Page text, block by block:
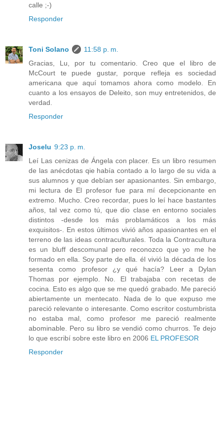
calle ;-)
Responder
Toni Solano
11:58 p. m.
Gracias, Lu, por tu comentario. Creo que el libro de
McCourt te puede gustar, porque refleja es sociedad
americana que aquí tomamos ahora como modelo. En
cuanto a los ensayos de Deleito, son muy entretenidos, de
verdad.
Responder
Joselu 9:23 p. m.
Leí Las cenizas de Ángela con placer. Es un libro resumen
de las anécdotas qie había contado a lo largo de su vida a
sus alumnos y que debían ser apasionantes. Sin embargo,
mi lectura de El profesor fue para mí decepcionante en
extremo. Mucho. Creo recordar, pues lo leí hace bastantes
años, tal vez como tú, que dio clase en entorno sociales
distintos -desde los más problamáticos a los más
exquisitos-. En estos últimos vivió años apasionantes en el
terreno de las ideas contraculturales. Toda la Contracultura
es un bluff descomunal pero reconozco que yo me he
formado en ella. Soy parte de ella. él vivió la década de los
sesenta como profesor ¿y qué hacía? Leer a Dylan
Thomas por ejemplo. No. El trabajaba con recetas de
cocina. Esto es algo que se me quedó grabado. Me pareció
abiertamente un mentecato. Nada de lo que expuso me
pareció relevante o interesante. Como escritor costumbrista
no estaba mal, como profesor me pareció realmente
abominable. Pero su libro se vendió como churros. Te dejo
lo que escribí sobre este libro en 2006 EL PROFESOR
Responder